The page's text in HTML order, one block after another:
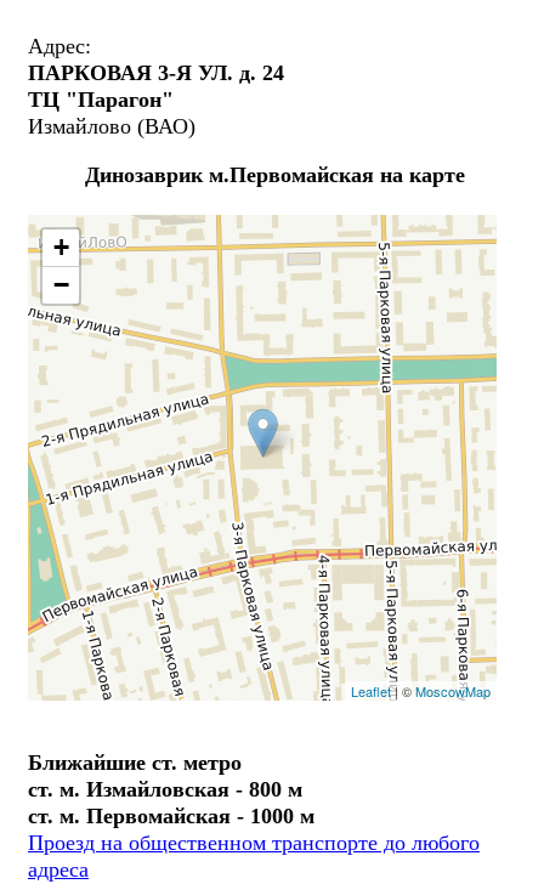
Адрес:
ПАРКОВАЯ 3-Я УЛ. д. 24
ТЦ "Парагон"
Измайлово (ВАО)
Динозаврик м.Первомайская на карте
+
−
Leaflet| ©MoscowMap
Ближайшие ст. метро
ст. м. Измайловская - 800 м
ст. м. Первомайская - 1000 м
Проезд на общественном транспорте до любого
адреса